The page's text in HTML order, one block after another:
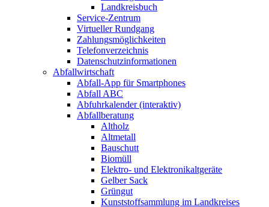
Landkreisbuch
Service-Zentrum
Virtueller Rundgang
Zahlungsmöglichkeiten
Telefonverzeichnis
Datenschutzinformationen
Abfallwirtschaft
Abfall-App für Smartphones
Abfall ABC
Abfuhrkalender (interaktiv)
Abfallberatung
Altholz
Altmetall
Bauschutt
Biomüll
Elektro- und Elektronikaltgeräte
Gelber Sack
Grüngut
Kunststoffsammlung im Landkreises